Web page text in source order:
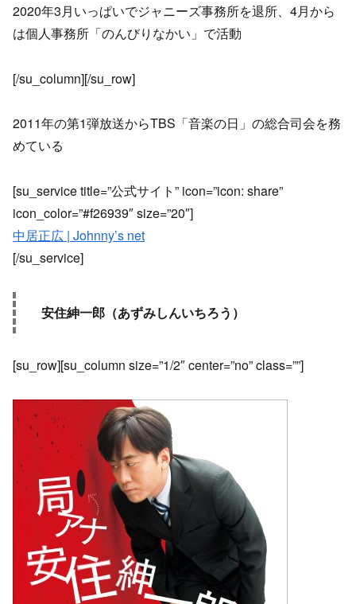
2020年3月いっぱいでジャニーズ事務所を退所、4月から
は個人事務所「のんびりなかい」で活動
[/su_column][/su_row]
2011年の第1弾放送からTBS「音楽の日」の総合司会を務
めている
[su_service title=”公式サイト” icon=”icon: share”
icon_color=”#f26939″ size=”20″]
中居正広 | Johnny’s net
[/su_service]
安住紳一郎（あずみしんいちろう）
[su_row][su_column size=”1/2″ center=”no” class=””]